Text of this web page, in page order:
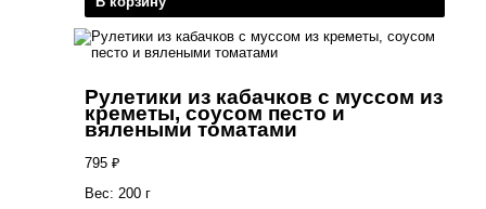
Рулетики из кабачков с муссом из
креметы, соусом песто и
вялеными томатами
795 ₽
Вес: 200 г